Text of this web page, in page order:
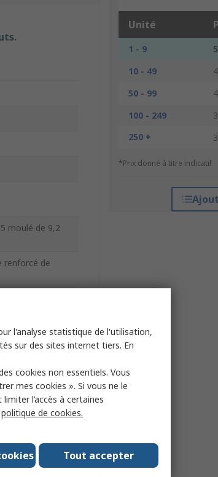
Unité
1 - 9
10 - 49
50 - 99
100 - 249
250 +
*Prix donné à titre indicatif
moulé de 9,2
renforcé de
l'analyse statistique de l'utilisation,
sur des sites internet tiers. En
cookies non essentiels. Vous
mes cookies ». Si vous ne le
l’accès à certaines
politique de cookies.
Tout accepter